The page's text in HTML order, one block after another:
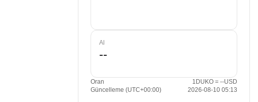
Al
Oran
1DUKO = --USD
Güncelleme (UTC+00:00)
2026-08-10 05:13